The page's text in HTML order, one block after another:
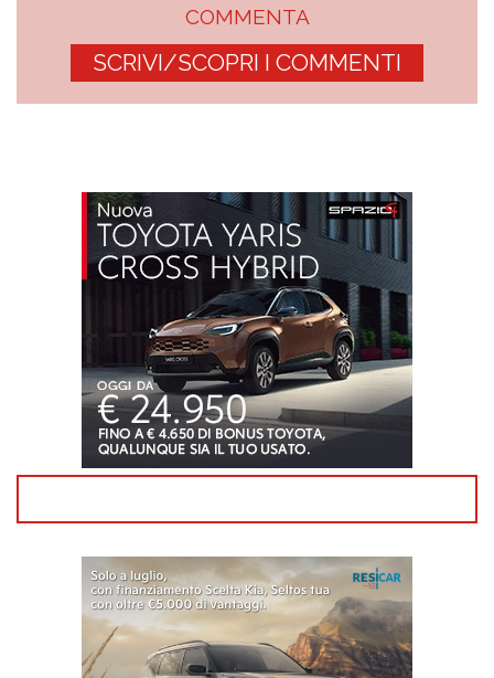
COMMENTA
SCRIVI/SCOPRI I COMMENTI